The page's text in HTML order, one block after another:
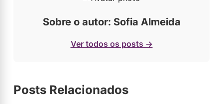
Sobre o autor: Sofia Almeida
Ver todos os posts →
Posts Relacionados